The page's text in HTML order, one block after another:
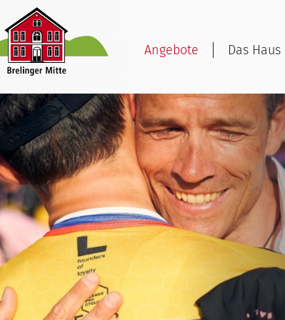
Angebote Das Haus